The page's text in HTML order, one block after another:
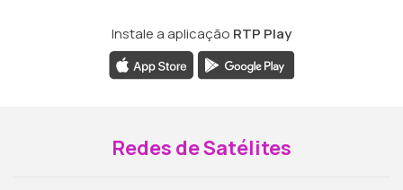
Instale a aplicação RTP Play
Redes de Satélites